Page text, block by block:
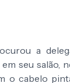
a
seu
o cabelo